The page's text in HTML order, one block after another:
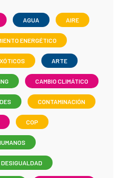
AGUA AIRE
ENERGÉTICO
ARTE
CAMBIO CLIMÁTICO
CONTAMINACIÓN
COP
DESIGUALDAD